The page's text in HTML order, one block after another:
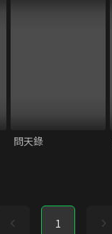
問天錄
1